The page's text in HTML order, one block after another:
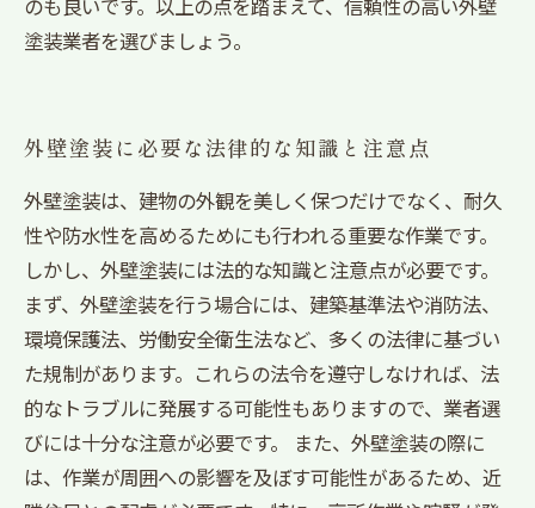
のも良いです。以上の点を踏まえて、信頼性の高い外壁
塗装業者を選びましょう。
外壁塗装に必要な法律的な知識と注意点
外壁塗装は、建物の外観を美しく保つだけでなく、耐久
性や防水性を高めるためにも行われる重要な作業です。
しかし、外壁塗装には法的な知識と注意点が必要です。
まず、外壁塗装を行う場合には、建築基準法や消防法、
環境保護法、労働安全衛生法など、多くの法律に基づい
た規制があります。これらの法令を遵守しなければ、法
的なトラブルに発展する可能性もありますので、業者選
びには十分な注意が必要です。 また、外壁塗装の際に
は、作業が周囲への影響を及ぼす可能性があるため、近